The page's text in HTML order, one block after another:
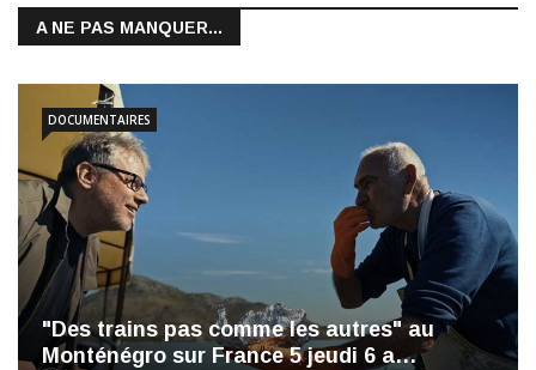
A NE PAS MANQUER...
"Des trains pas comme les autres" au
Monténégro sur France 5 jeudi 6 a…
DOCUMENTAIRES